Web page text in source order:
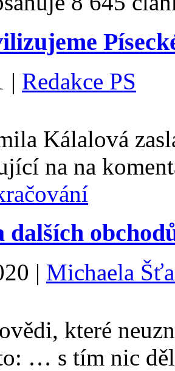
| Redakce PS
Kálalová
na na
dalších
| Michaela
které
… s tím nic